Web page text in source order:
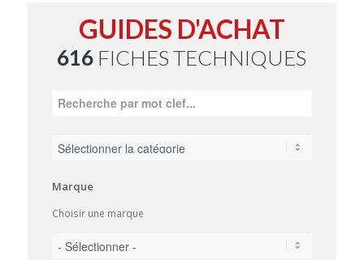
GUIDES D'ACHAT
616 FICHES TECHNIQUES
Marque
Choisir une marque